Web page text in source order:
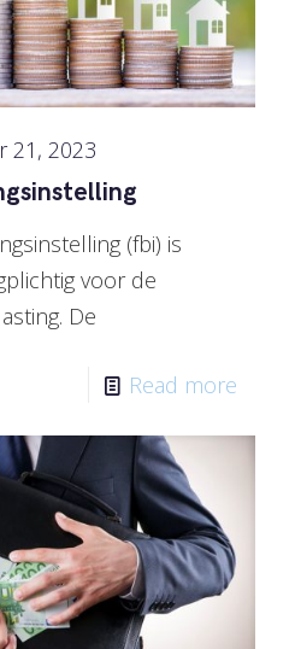
21, 2023
(fbi) is
voor de
De
Read more